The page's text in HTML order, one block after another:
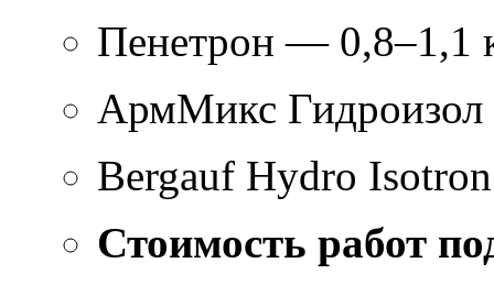
Пенетрон — 0,8–1,1
АрмМикс
Bergauf Hydro
Стоимость работ